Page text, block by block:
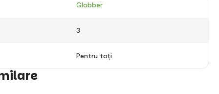
Globber
3
Pentru toți